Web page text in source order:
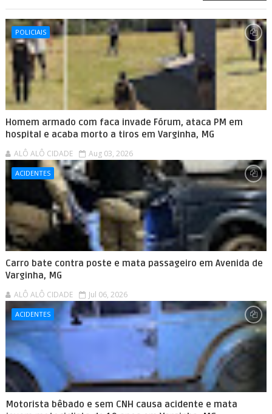
POLICIAIS
Homem armado com faca invade Fórum, ataca PM em
hospital e acaba morto a tiros em Varginha, MG
ALÔ ALÔ CIDADE Aug 03, 2026
ACIDENTES
Carro bate contra poste e mata passageiro em Avenida de
Varginha, MG
ALÔ ALÔ CIDADE Jul 06, 2026
ACIDENTES
Motorista bêbado e sem CNH causa acidente e mata